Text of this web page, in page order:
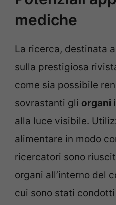
mediche
La ricerca, destinata
sulla prestigiosa
come sia possibile
sovrastanti gli organi
alla luce visibile.
alimentare in modo
ricercatori sono
organi all’interno del
cui sono stati